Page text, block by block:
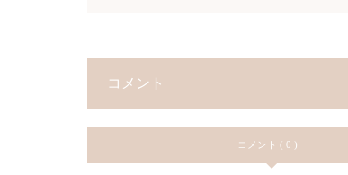
コメント
コメント ( 0 )